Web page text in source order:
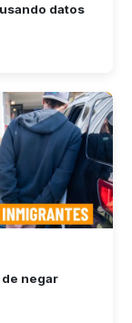
datos
negar